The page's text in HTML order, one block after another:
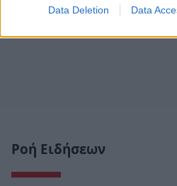
Data Deletion Data
Ροή Ειδήσεων